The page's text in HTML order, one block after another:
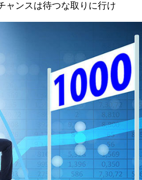
ャンスは待つな取りに行け